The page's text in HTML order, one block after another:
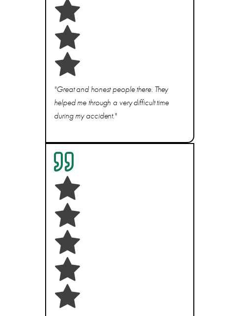
"Great and honest people there. They
helped me through a very difficult time
during my accident."